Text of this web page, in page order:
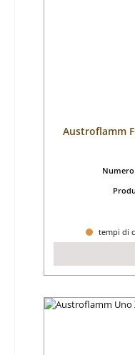
Austroflamm
tempi di